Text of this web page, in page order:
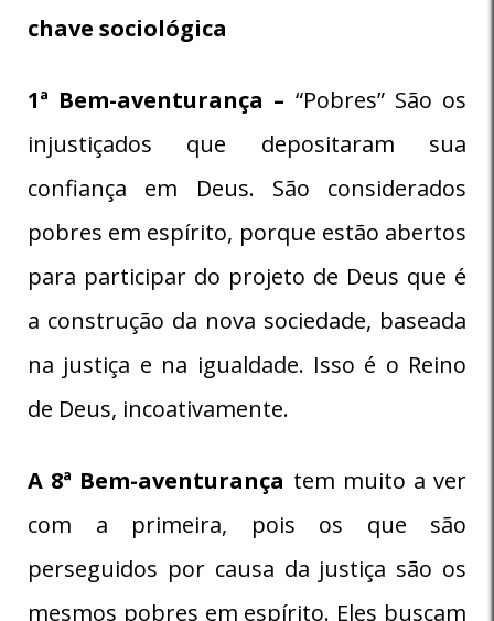
chave sociológica
1ª Bem-aventurança – “Pobres” São os
injustiçados que depositaram sua
confiança em Deus. São considerados
pobres em espírito, porque estão abertos
para participar do projeto de Deus que é
a construção da nova sociedade, baseada
na justiça e na igualdade. Isso é o Reino
de Deus, incoativamente.
A 8ª Bem-aventurança tem muito a ver
com a primeira, pois os que são
perseguidos por causa da justiça são os
mesmos pobres em espírito. Eles buscam